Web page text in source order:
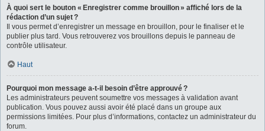
À quoi sert le bouton « Enregistrer comme brouillon » affiché lors de la
rédaction d’un sujet ?
Il vous permet d’enregistrer un message en brouillon, pour le finaliser et le
publier plus tard. Vous retrouverez vos brouillons depuis le panneau de
contrôle utilisateur.
Haut
Pourquoi mon message a-t-il besoin d’être approuvé ?
Les administrateurs peuvent soumettre vos messages à validation avant
publication. Vous pouvez aussi avoir été placé dans un groupe aux
permissions limitées. Pour plus d’informations, contactez un administrateur du
forum.